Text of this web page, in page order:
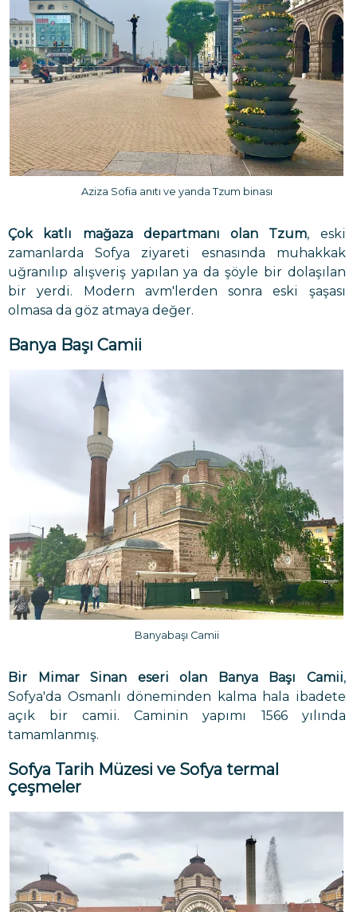
Aziza Sofia anıtı ve yanda Tzum binası
Çok katlı mağaza departmanı olan Tzum, eski
zamanlarda Sofya ziyareti esnasında muhakkak
uğranılıp alışveriş yapılan ya da şöyle bir dolaşılan
bir yerdi. Modern avm'lerden sonra eski şaşası
olmasa da göz atmaya değer.
Banya Başı Camii
Banyabaşı Camii
Bir Mimar Sinan eseri olan Banya Başı Camii,
Sofya'da Osmanlı döneminden kalma hala ibadete
açık bir camii. Caminin yapımı 1566 yılında
tamamlanmış.
Sofya Tarih Müzesi ve Sofya termal
çeşmeler